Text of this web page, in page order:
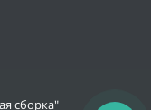
сборка"